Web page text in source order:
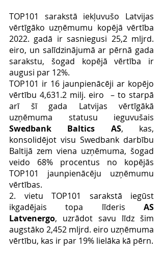
TOP101 sarakstā iekļuvušo Latvijas
vērtīgāko uzņēmumu kopējā vērtība
2022. gadā ir sasniegusi 25,2 mljrd.
eiro, un salīdzinājumā ar pērnā gada
sarakstu, šogad kopējā vērtība ir
augusi par 12%.
TOP101 ir 16 jaunpienācēji ar kopējo
vērtību 4,631.2 milj. eiro  – to starpā
arī šī gada Latvijas vērtīgākā
Swedbank Baltics AS, kas,
konsolidējot visu Swedbank darbību
Baltijā zem viena uzņēmuma, šogad
veido 68% procentus no kopējās
TOP101 jaunpienācēju uzņēmumu
vērtības.
2. vietu TOP101 sarakstā iegūst
ikgadējais topa līderis AS
Latvenergo, uzrādot savu līdz šim
augstāko 2,452 mljrd. eiro uzņēmuma
vērtību, kas ir par 19% lielāka kā pērn.